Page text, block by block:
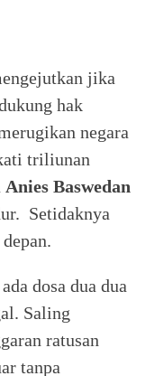
jika
hak
negara
triliunan
Anies Baswedan
Setidaknya
dosa dua dua
Saling
ratusan
tanpa